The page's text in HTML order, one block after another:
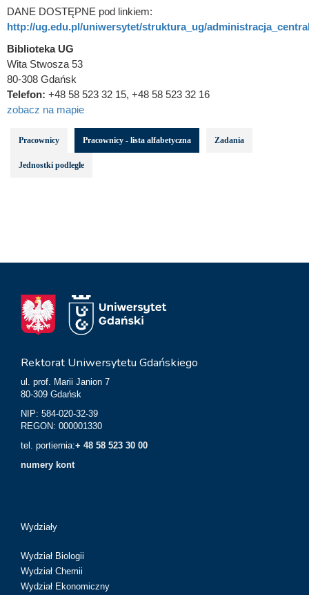
DANE DOSTĘPNE pod linkiem:
http://ug.edu.pl/uniwersytet/struktura_ug/
Biblioteka UG
Wita Stwosza 53
80-308 Gdańsk
Telefon: +48 58 523 32 15, +48 58 523 32 16
zobacz na mapie
Pracownicy Pracownicy - lista alfabetyczna Zadania
Jednostki podległe
Rektorat Uniwersytetu Gdańskiego
ul. prof. Marii Janion 7
80-309 Gdańsk
NIP: 584-020-32-39
REGON: 000001330
tel. portiernia:+ 48 58 523 30 00
numery kont
Wydziały
Wydział Biologii
Wydział Chemii
Wydział Ekonomiczny